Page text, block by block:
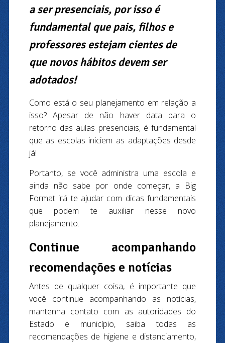
a ser presenciais, por isso é
fundamental que pais, filhos e
professores estejam cientes de
que novos hábitos devem ser
adotados!
Como está o seu planejamento em relação a
isso? Apesar de não haver data para o
retorno das aulas presenciais, é fundamental
que as escolas iniciem as adaptações desde
já!
Portanto, se você administra uma escola e
ainda não sabe por onde começar, a Big
Format irá te ajudar com dicas fundamentais
que podem te auxiliar nesse novo
planejamento.
Continue acompanhando
recomendações e notícias
Antes de qualquer coisa, é importante que
você continue acompanhando as notícias,
mantenha contato com as autoridades do
Estado e município, saiba todas as
recomendações de higiene e distanciamento,